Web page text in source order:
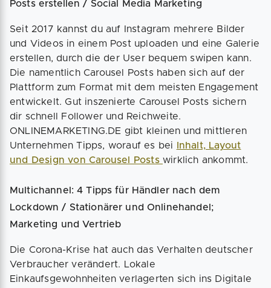
Posts erstellen / Social Media Marketing
Seit 2017 kannst du auf Instagram mehrere Bilder
und Videos in einem Post uploaden und eine Galerie
erstellen, durch die der User bequem swipen kann.
Die namentlich Carousel Posts haben sich auf der
Plattform zum Format mit dem meisten Engagement
entwickelt. Gut inszenierte Carousel Posts sichern
dir schnell Follower und Reichweite.
ONLINEMARKETING.DE gibt kleinen und mittleren
Unternehmen Tipps, worauf es bei
Inhalt, Layout
und Design von Carousel Posts wirklich ankommt.
Multichannel: 4 Tipps für Händler nach dem
Lockdown / Stationärer und Onlinehandel;
Marketing und Vertrieb
Die Corona-Krise hat auch das Verhalten deutscher
Verbraucher verändert. Lokale
Einkaufsgewohnheiten verlagerten sich ins Digitale